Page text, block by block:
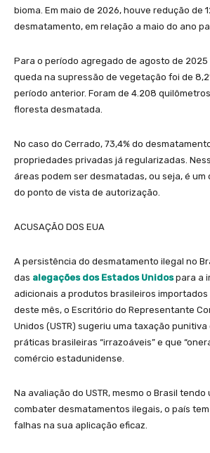
bioma. Em maio de 2026, houve redução de
desmatamento, em relação a maio do ano
Para o período agregado de agosto de 2025
queda na supressão de vegetação foi de
período anterior. Foram de 4.208
floresta desmatada.
No caso do Cerrado, 73,4% do
propriedades privadas já regularizadas.
áreas podem ser desmatadas, ou seja, é
do ponto de vista de autorização.
ACUSAÇÃO DOS EUA
A persistência do desmatamento ilegal no
das alegações dos Estados Unidospara a
adicionais a produtos brasileiros importados
deste mês, o Escritório do Representante
Unidos (USTR) sugeriu uma taxação punitiva
práticas brasileiras “irrazoáveis” e que
comércio estadunidense.
Na avaliação do USTR, mesmo o Brasil
combater desmatamentos ilegais, o país
falhas na sua aplicação eficaz.